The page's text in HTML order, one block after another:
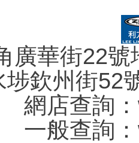
廣華街22
埗欽州街52
網店查詢
一般查詢